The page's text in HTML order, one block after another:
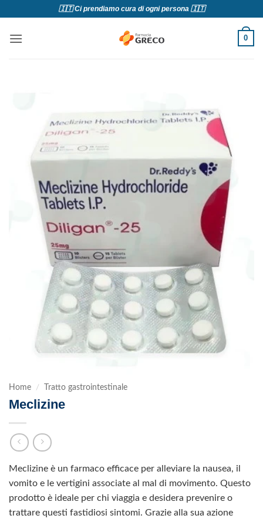
contenuti
🇮🇹 Ci prendiamo cura di ogni persona 🇮🇹
0
Home / Tratto gastrointestinale
Meclizine
Meclizine è un farmaco efficace per alleviare la nausea, il
vomito e le vertigini associate al mal di movimento. Questo
prodotto è ideale per chi viaggia e desidera prevenire o
trattare questi fastidiosi sintomi. Grazie alla sua azione